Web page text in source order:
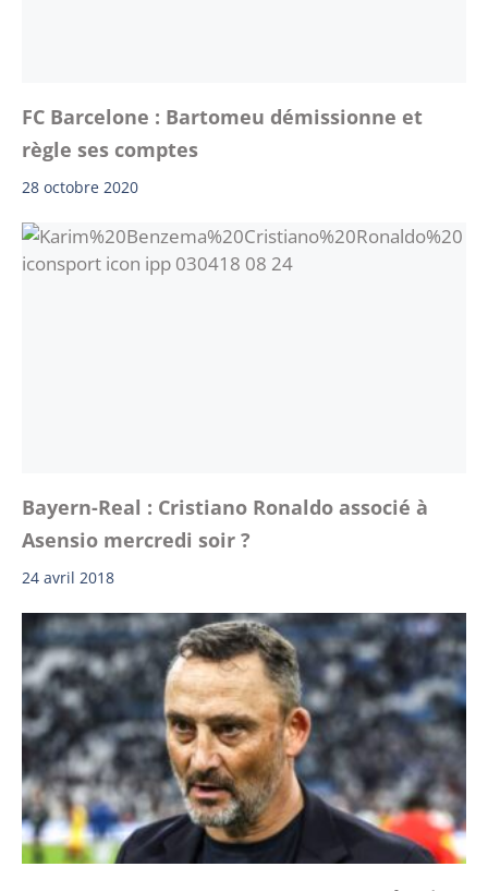
FC Barcelone : Bartomeu démissionne et
règle ses comptes
28 octobre 2020
Bayern-Real : Cristiano Ronaldo associé à
Asensio mercredi soir ?
24 avril 2018